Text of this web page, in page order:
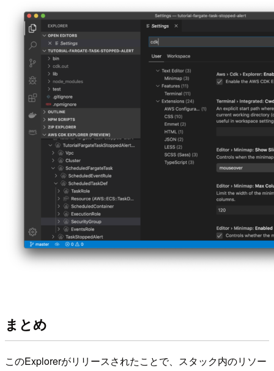
まとめ
このExplorerがリリースされたことで、スタック内のリソー